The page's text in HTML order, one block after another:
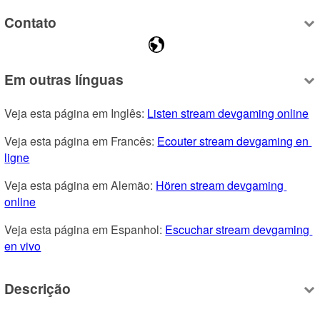
Contato
Em outras línguas
Veja esta página em Inglês: Listen stream devgaming online
Veja esta página em Francês: Ecouter stream devgaming en
ligne
Veja esta página em Alemão: Hören stream devgaming
online
Veja esta página em Espanhol: Escuchar stream devgaming
en vivo
Descrição